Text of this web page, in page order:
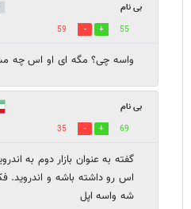
بی نام
55
59
واسه چی؟ مگه ای او اس چه
بی نام
69
35
گفته به عنوان بازار دوم به
اس رو داشته باشه و اندروید.
شه واسه اپل